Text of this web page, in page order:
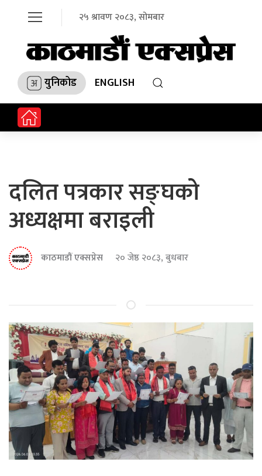
२५ श्रावण २०८३, सोमबार
युनिकोड ENGLISH
दलित पत्रकार सङ्घको
अध्यक्षमा बराइली
काठमाडौं एक्सप्रेस २० जेष्ठ २०८३, बुधबार